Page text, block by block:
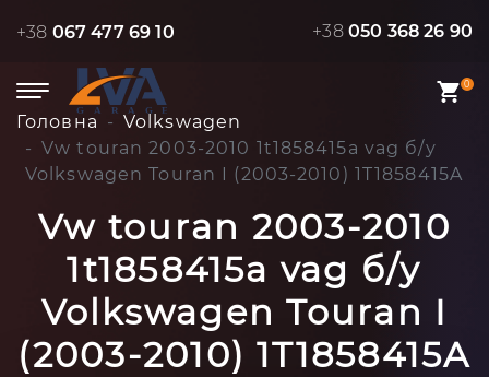
+38 067 477 69 10 +38 050 368 26 90
0
Головна
Volkswagen
Vw touran 2003-2010 1t1858415a vag б/у
Volkswagen Touran I (2003-2010) 1T1858415A
Vw touran 2003-2010
1t1858415a vag б/у
Volkswagen Touran I
(2003-2010) 1T1858415A